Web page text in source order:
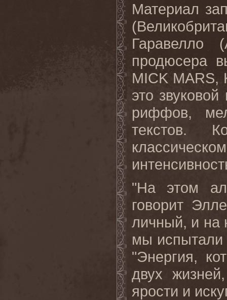
Материал
Гаравелло (
продюсера
MICK MARS,
это
риффов,
текстов.
"На этом
говорит
личный, и на
мы испытали
"Энергия,
двух
ярости и